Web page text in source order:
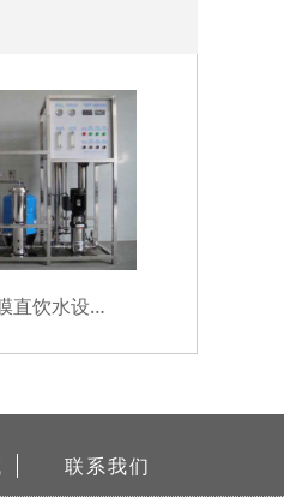
校园陶氏RO膜直饮水设备耗材采购及安装项目
联系我们